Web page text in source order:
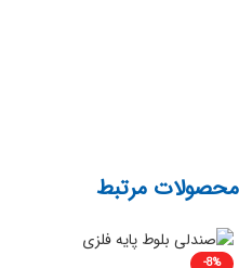
محصولات مرتبط
-8%